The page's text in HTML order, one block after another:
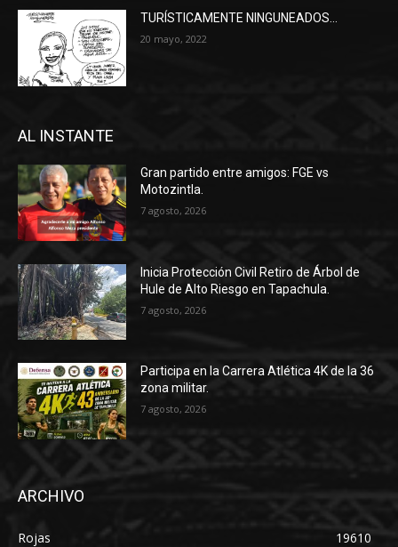
TURÍSTICAMENTE NINGUNEADOS…
20 mayo, 2022
AL INSTANTE
Gran partido entre amigos: FGE vs
Motozintla.
7 agosto, 2026
Inicia Protección Civil Retiro de Árbol de
Hule de Alto Riesgo en Tapachula.
7 agosto, 2026
Participa en la Carrera Atlética 4K de la 36
zona militar.
7 agosto, 2026
ARCHIVO
Rojas
19610